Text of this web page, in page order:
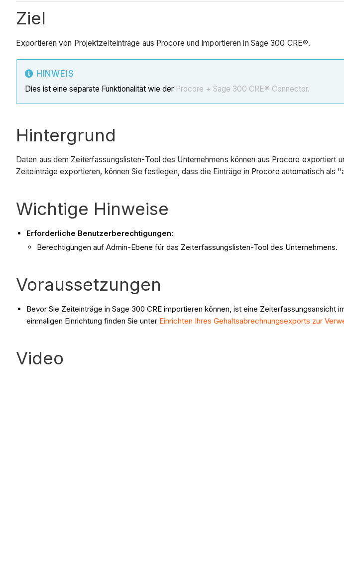
Ziel
Exportieren von Projektzeiteinträge aus Procore und Importieren in Sage 300 CRE®.
HINWEIS
Dies ist eine separate Funktionalität wie der Procore + Sage 300 CRE® Connector.
Hintergrund
Daten aus dem Zeiterfassungslisten-Tool des Unternehmens können aus Procore exportiert
Zeiteinträge exportieren, können Sie festlegen, dass die Einträge in Procore automatisch als
Wichtige Hinweise
Erforderliche Benutzerberechtigungen:
Berechtigungen auf Admin-Ebene für das Zeiterfassungslisten-Tool des Unternehmens.
Voraussetzungen
Bevor Sie Zeiteinträge in Sage 300 CRE importieren können, ist eine
einmaligen Einrichtung finden Sie unter Einrichten Ihres Gehaltsabrechnungsexports zur
Video